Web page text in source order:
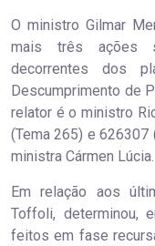
O ministro Gilmar
mais três ações
decorrentes dos
Descumprimento de
relator é o ministro
(Tema 265) e 626307
ministra Cármen Lúcia.
Em relação aos
Toffoli, determinou,
feitos em fase